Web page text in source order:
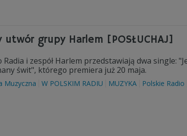
grupy Harlem [POSŁUCHAJ]
i zespół Harlem przedstawiają dwa single:
świt", którego premiera już 20 maja.
Muzyczna W POLSKIM RADIU MUZYKA Polskie Radio